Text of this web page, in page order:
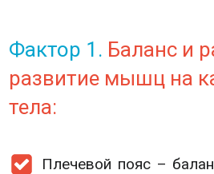
Фактор 1. Баланс и
развитие мышц на
тела:
Плечевой пояс –